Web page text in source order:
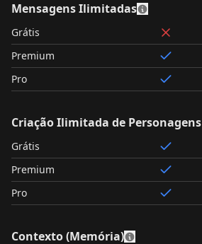
Mensagens Ilimitadas
Grátis
Premium
Pro
Criação Ilimitada de Personagens
Grátis
Premium
Pro
Contexto (Memória)